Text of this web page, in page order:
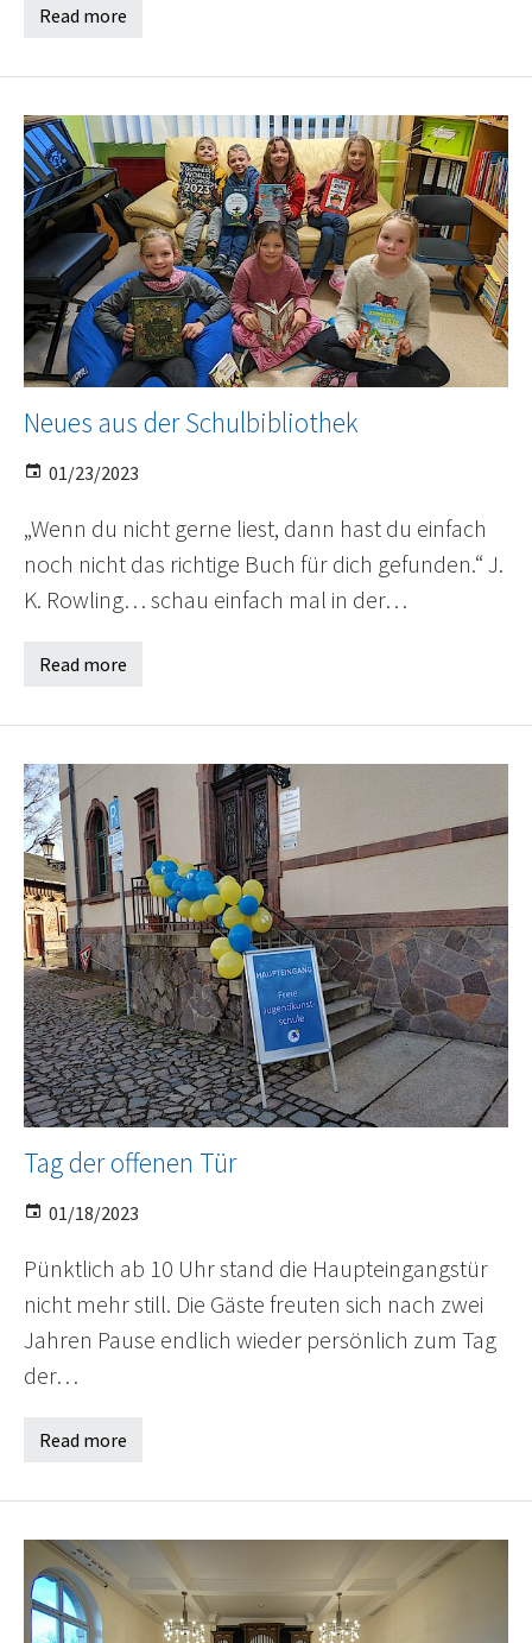
Read more
Neues aus der Schulbibliothek
01/23/2023
„Wenn du nicht gerne liest, dann hast du einfach
noch nicht das richtige Buch für dich gefunden.“ J.
K. Rowling… schau einfach mal in der…
Read more
Tag der offenen Tür
01/18/2023
Pünktlich ab 10 Uhr stand die Haupteingangstür
nicht mehr still. Die Gäste freuten sich nach zwei
Jahren Pause endlich wieder persönlich zum Tag
der…
Read more